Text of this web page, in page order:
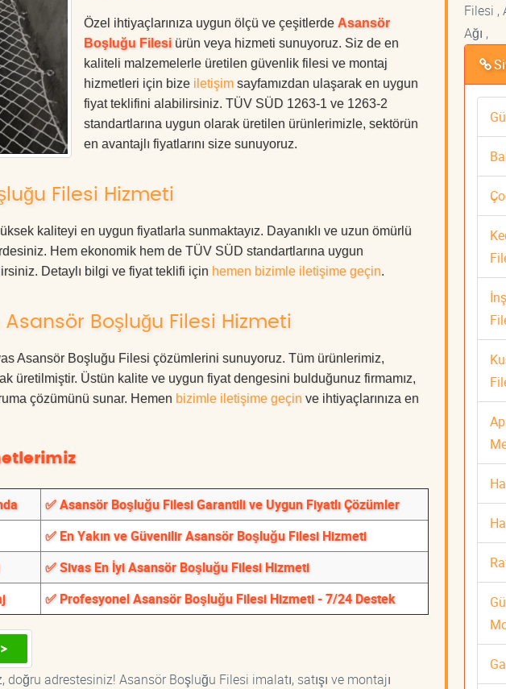
Özel ihtiyaçlarınıza uygun ölçü ve çeşitlerde Asansör
Boşluğu Filesi ürün veya hizmeti sunuyoruz. Siz de en
kaliteli malzemelerle üretilen güvenlik filesi ve montaj
hizmetleri için bize iletişim sayfamızdan ulaşarak en uygun
fiyat teklifini alabilirsiniz. TÜV SÜD 1263-1 ve 1263-2
standartlarına uygun olarak üretilen ürünlerimizle, sektörün
en avantajlı fiyatlarını size sunuyoruz.
Filesi Hizmeti
kaliteyi en uygun fiyatlarla sunmaktayız. Dayanıklı ve uzun ömürlü
Hem ekonomik hem de TÜV SÜD standartlarına uygun
Detaylı bilgi ve fiyat teklifi için hemen bizimle iletişime geçin.
Boşluğu Filesi Hizmeti
Asansör Boşluğu Filesi çözümlerini sunuyoruz. Tüm ürünlerimiz,
üretilmiştir. Üstün kalite ve uygun fiyat dengesini bulduğunuz firmamız,
çözümünü sunar. Hemen bizimle iletişime geçin ve ihtiyaçlarınıza en
✅ Asansör Boşluğu Filesi Garantili ve Uygun Fiyatlı Çözümler
✅ En Yakın ve Güvenilir Asansör Boşluğu Filesi Hizmeti
✅ Sivas En İyi Asansör Boşluğu Filesi Hizmeti
✅ Profesyonel Asansör Boşluğu Filesi Hizmeti - 7/24 Destek
doğru adrestesiniz! Asansör Boşluğu Filesi imalatı, satışı ve montajı
Filesi ,
Ağı ,